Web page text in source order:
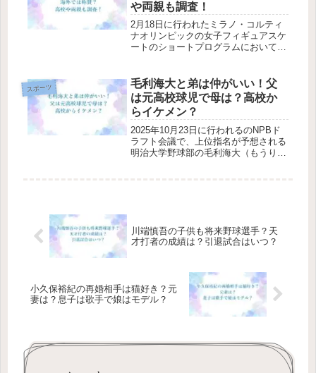
や両親も調査！
2月18日に行われたミラノ・コルティ
ナオリンピックの女子フィギュアスケ
ートのショートプログラムにおいて、
してきたオリンピックを笑顔で終えら
れるように全力を尽くします」...
スポーツ
毛利海大と弟は仲がいい！父
は元高校球児で母は？高校か
らイケメン？
2025年10月23日に行われるのNPBド
ラフト会議で、上位指名が予想される
明治大学野球部の毛利海大（もうり・
川端慎吾の子供も将来野球選手？天
才打者の成績は？引退試合はいつ？
小久保裕紀の再婚相手は猫好き？元
妻は？息子は歌手で娘はモデル？